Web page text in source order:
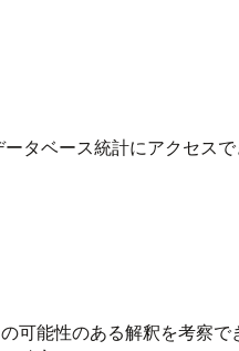
タベース統計にアクセスで
可能性のある解釈を考察で